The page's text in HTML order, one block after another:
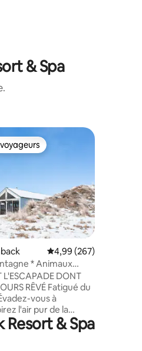
& Spa
102 commentaires : 4,96 sur 5
les plus appréciés
Évaluation moyenne
4,99 (267)
* Animaux
de luxe *
L'ESCAPADE DONT
Fatigué du
vous à
l'air pur de la
vous près de
de repas& Spa